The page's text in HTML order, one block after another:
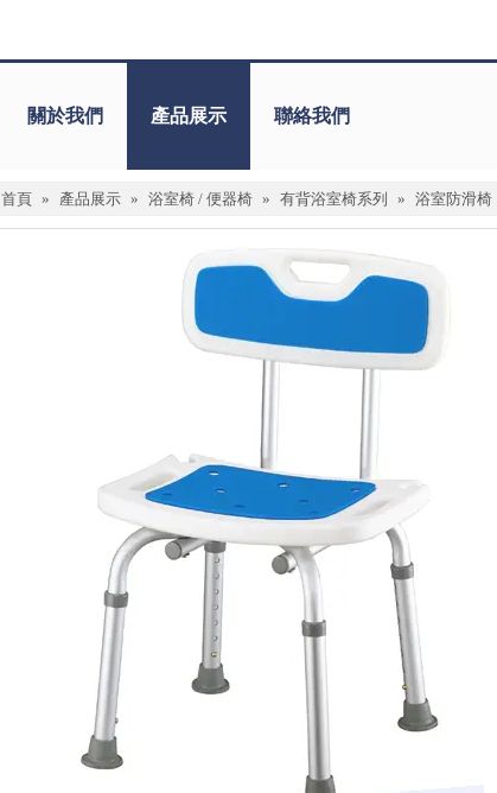
關於我們 產品展示 聯絡我們
首頁 » 產品展示 » 浴室椅 / 便器椅 » 有背浴室椅系列 » 浴室防滑椅